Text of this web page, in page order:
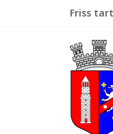
Friss